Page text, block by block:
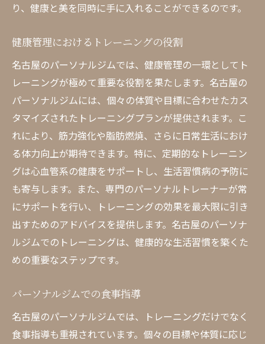
り、健康と美を同時に手に入れることができるのです。
健康管理におけるトレーニングの役割
名古屋のパーソナルジムでは、健康管理の一環としてト
レーニングが極めて重要な役割を果たします。名古屋の
パーソナルジムには、個々の体質や目標に合わせたカス
タマイズされたトレーニングプランが提供されます。こ
れにより、筋力強化や脂肪燃焼、さらに日常生活におけ
る体力向上が期待できます。特に、定期的なトレーニン
グは心血管系の健康をサポートし、生活習慣病の予防に
も寄与します。また、専門のパーソナルトレーナーが常
にサポートを行い、トレーニングの効果を最大限に引き
出すためのアドバイスを提供します。名古屋のパーソナ
ルジムでのトレーニングは、健康的な生活習慣を築くた
めの重要なステップです。
パーソナルジムでの食事指導
名古屋のパーソナルジムでは、トレーニングだけでなく
食事指導も重視されています。個々の目標や体質に応じ